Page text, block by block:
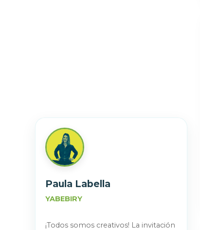
Paula Labella
YABEBIRY
¡Todos somos creativos! La invitación